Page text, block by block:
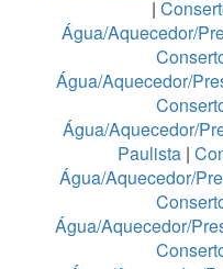
|
Água/Aquecedor/
Água/Aquecedor/
Água/Aquecedor/
Paulista |
Água/Aquecedor/
Água/Aquecedor/